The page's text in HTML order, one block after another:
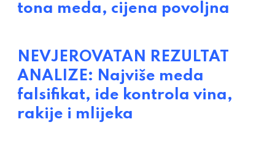
tona meda, cijena povoljna
NEVJEROVATAN REZULTAT
ANALIZE: Najviše meda
falsifikat, ide kontrola vina,
rakije i mlijeka